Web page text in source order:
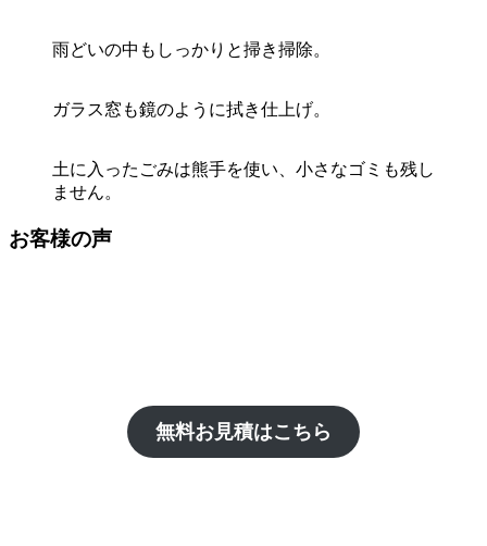
雨どいの中もしっかりと掃き掃除。
ガラス窓も鏡のように拭き仕上げ。
土に入ったごみは熊手を使い、小さなゴミも残し
ません。
お客様の声
無料お見積はこちら